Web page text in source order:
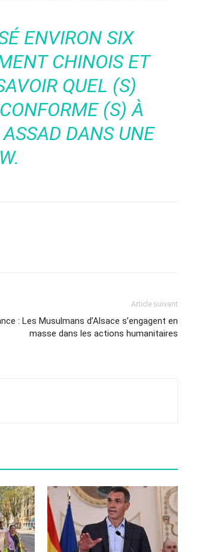
ENVIRON SIX
CHINOIS ET
QUEL (S)
(S) À
DANS UNE
Article suivant
: Les Musulmans d’Alsace s’engagent en
masse dans les actions humanitaires